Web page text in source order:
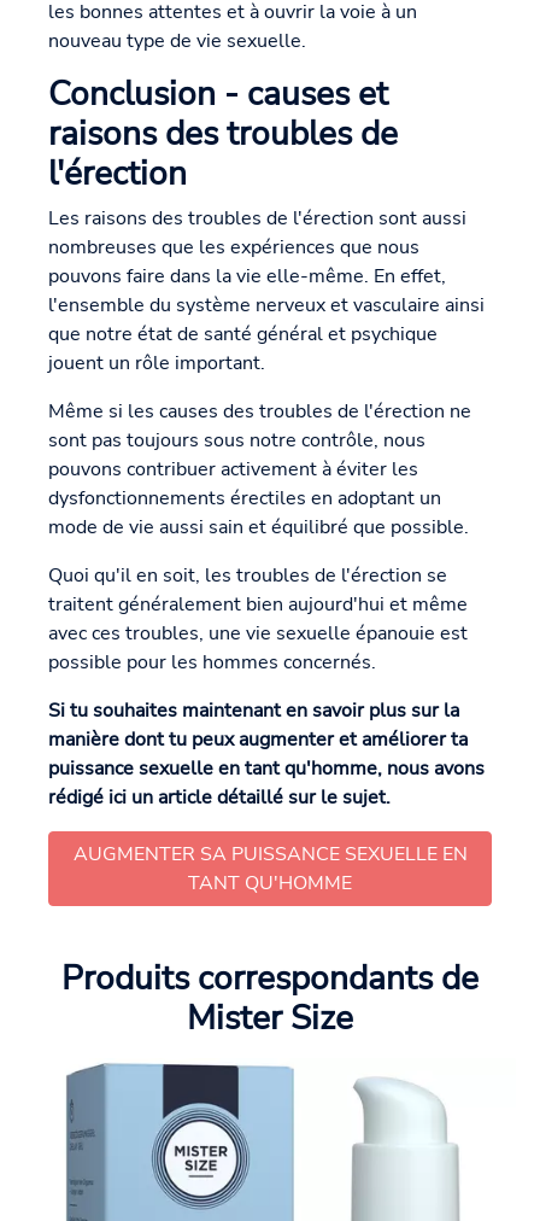
les bonnes attentes et à ouvrir la voie à un
nouveau type de vie sexuelle.
Conclusion - causes et
raisons des troubles de
l'érection
Les raisons des troubles de l'érection sont aussi
nombreuses que les expériences que nous
pouvons faire dans la vie elle-même. En effet,
l'ensemble du système nerveux et vasculaire ainsi
que notre état de santé général et psychique
jouent un rôle important.
Même si les causes des troubles de l'érection ne
sont pas toujours sous notre contrôle, nous
pouvons contribuer activement à éviter les
dysfonctionnements érectiles en adoptant un
mode de vie aussi sain et équilibré que possible.
Quoi qu'il en soit, les troubles de l'érection se
traitent généralement bien aujourd'hui et même
avec ces troubles, une vie sexuelle épanouie est
possible pour les hommes concernés.
Si tu souhaites maintenant en savoir plus sur la
manière dont tu peux augmenter et améliorer ta
puissance sexuelle en tant qu'homme, nous avons
rédigé ici un article détaillé sur le sujet.
AUGMENTER SA PUISSANCE SEXUELLE EN
TANT QU'HOMME
Produits correspondants de
Mister Size